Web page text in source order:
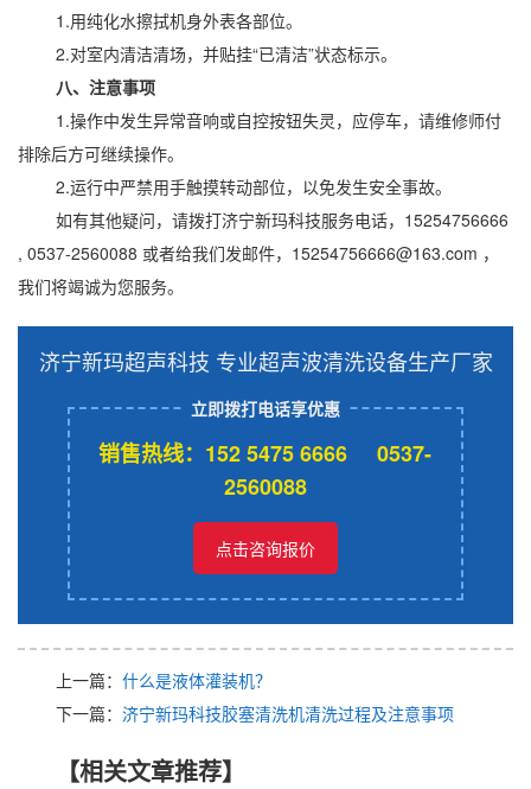
1.用纯化水擦拭机身外表各部位。
2.对室内清洁清场，并贴挂“已清洁”状态标示。
八、注意事项
1.操作中发生异常音响或自控按钮失灵，应停车，请维修师付
排除后方可继续操作。
2.运行中严禁用手触摸转动部位，以免发生安全事故。
如有其他疑问，请拨打济宁新玛科技服务电话，15254756666
, 0537-2560088 或者给我们发邮件，15254756666@163.com ，
我们将竭诚为您服务。
济宁新玛超声科技 专业超声波清洗设备生产厂家
立即拨打电话享优惠
销售热线：152 5475 6666 0537-
2560088
点击咨询报价
上一篇： 什么是液体灌装机？
下一篇： 济宁新玛科技胶塞清洗机清洗过程及注意事项
【相关文章推荐】